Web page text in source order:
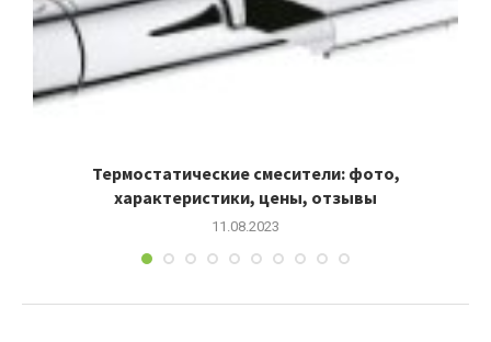
Термостатические смесители: фото,
характеристики, цены, отзывы
11.08.2023